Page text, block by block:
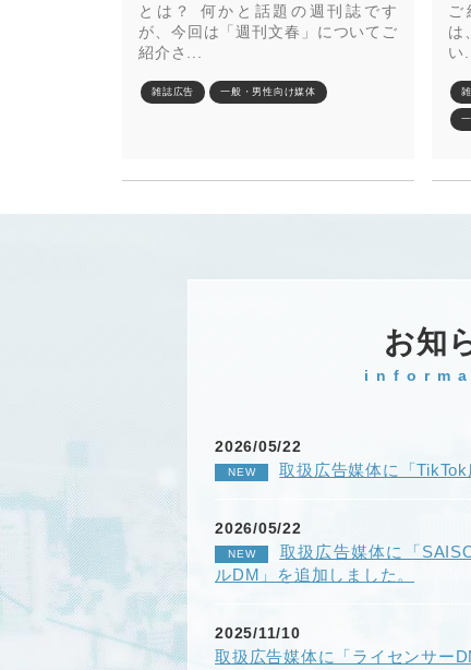
とは？ 何かと話題の週刊誌です
が、今回は「週刊文春」についてご
紹介さ...
雑誌広告 一般・男性向け媒体
は
い...
お知
2026/05/22
NEW 取扱広告媒体に「TikTok
2026/05/22
NEW
取扱広告媒体に「
ルDM」を追加しました。
2025/11/10
取扱広告媒体に「ライセンサー